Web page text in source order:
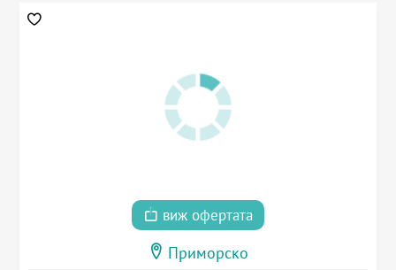
виж офертата
Приморско